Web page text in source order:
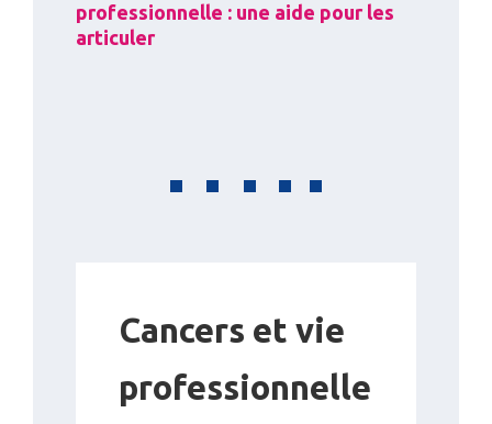
professionnelle : une aide pour les
articuler
Cancers et vie
professionnelle